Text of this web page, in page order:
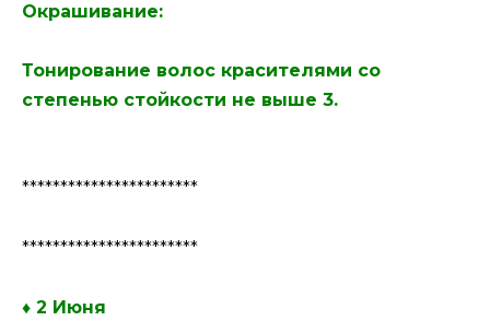
Окрашивание:
Тонирование волос красителями со
степенью стойкости не выше 3.
***********************
***********************
♦ 2 Июня